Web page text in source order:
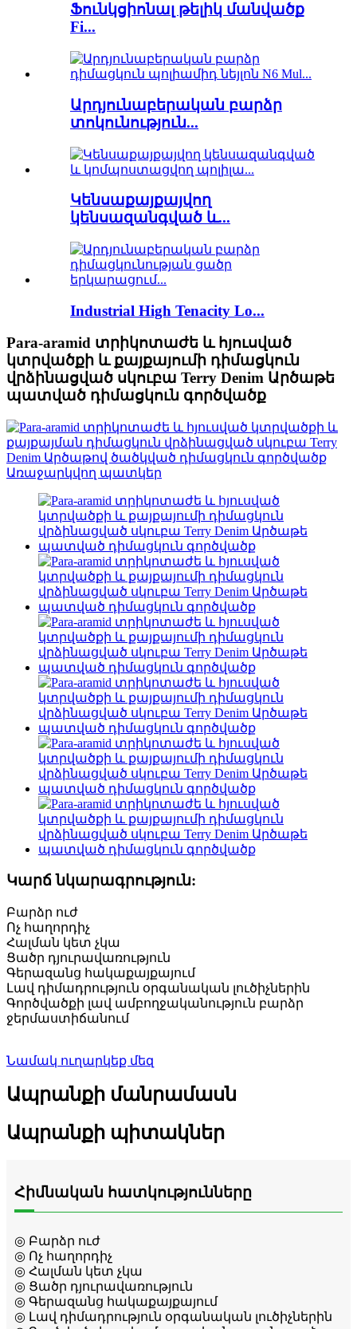
Ֆունկցիոնալ թելիկ մանվածք
Fi...
Արդյունաբերական բարձր
տոկունություն...
Կենսաքայքայվող
կենսազանգված և...
Industrial High Tenacity Lo...
Para-aramid տրիկոտաժե և հյուսված
կտրվածքի և քայքայումի դիմացկուն
վրձինացված սկուբա Terry Denim Արծաթե
պատված դիմացկուն գործվածք
Կարճ նկարագրություն:
Բարձր ուժ
Ոչ հաղորդիչ
Հալման կետ չկա
Ցածր դյուրավառություն
Գերազանց հակաքայքայում
Լավ դիմադրություն օրգանական լուծիչներին
Գործվածքի լավ ամբողջականություն բարձր
ջերմաստիճանում
Նամակ ուղարկեք մեզ
Ապրանքի մանրամասն
Ապրանքի պիտակներ
Հիմնական հատկությունները
◎ Բարձր ուժ
◎ Ոչ հաղորդիչ
◎ Հալման կետ չկա
◎ Ցածր դյուրավառություն
◎ Գերազանց հակաքայքայում
◎ Լավ դիմադրություն օրգանական լուծիչներին